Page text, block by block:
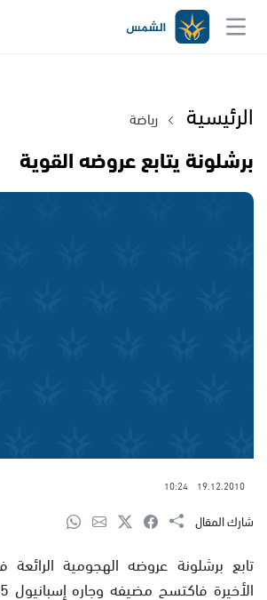
الرئيسية رياضة
برشلونة يتابع عروضه القوية
19.12.2010
10:24
شارك المقال
تابع برشلونة عروضه الهجومية